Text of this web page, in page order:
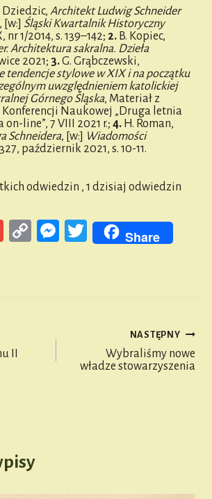
Dziedzic, Architekt Ludwig Schneider
, [w:] Śląski Kwartalnik Historyczny
nr 1/2014, s. 139–142; 2. B. Kopiec,
Architektura sakralna. Dzieła
2021; 3.G. Grąbczewski,
tendencje stylowe w XIX i na początku
uwzględnieniem katolickiej
Górnego Śląska, Materiał z
Naukowej „Druga letnia
line”, 7 VIII 2021 r.; 4. H. Roman,
Schneidera, [w:] Wiadomości
październik 2021, s. 10-11.
odwiedzin , 1 dzisiaj odwiedzin
G
Co
M
T
Share
II
NASTĘPNY
Wybraliśmy nowe
władze stowarzyszenia